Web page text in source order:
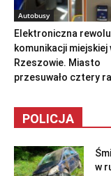
Autobusy
Elektroniczna
komunikacji miejskiej
Rzeszowie. Miasto
przesuwało cztery
POLICJA
w